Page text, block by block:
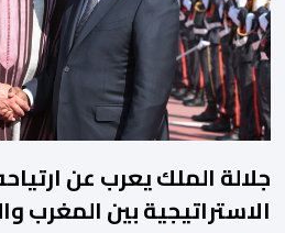
جلالة الملك يعرب عن
الاستراتيجية بين المغرب